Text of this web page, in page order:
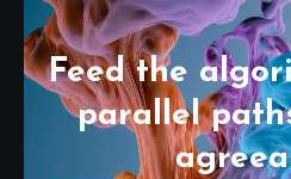
Feed the
parallel